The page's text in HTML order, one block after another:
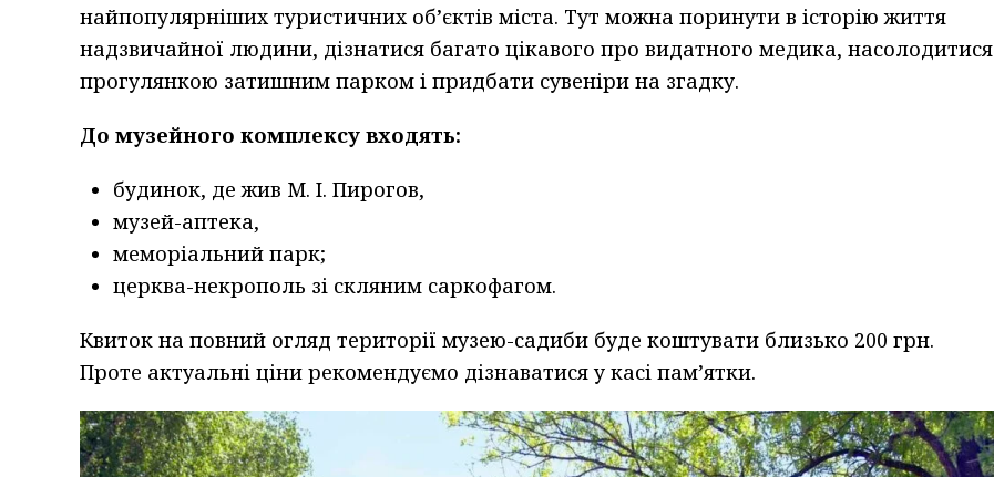
найпопулярніших туристичних об’єктів міста. Тут можна поринути в історію життя
надзвичайної людини, дізнатися багато цікавого про видатного медика, насолодитися
прогулянкою затишним парком і придбати сувеніри на згадку.
До музейного комплексу входять:
будинок, де жив М. І. Пирогов,
музей-аптека,
меморіальний парк;
церква-некрополь зі скляним саркофагом.
Квиток на повний огляд території музею-садиби буде коштувати близько 200 грн.
Проте актуальні ціни рекомендуємо дізнаватися у касі пам’ятки.